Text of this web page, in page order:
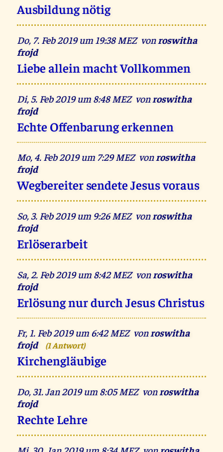
Ausbildung nötig
Do, 7. Feb 2019 um 19:38 MEZ vonroswitha
frojd
Liebe allein macht Vollkommen
Di, 5. Feb 2019 um 8:48 MEZ von roswitha
frojd
Echte Offenbarung erkennen
Mo, 4. Feb 2019 um 7:29 MEZ vonroswitha
frojd
Wegbereiter sendete Jesus voraus
So, 3. Feb 2019 um 9:26 MEZ vonroswitha
frojd
Erlöserarbeit
Sa, 2. Feb 2019 um 8:42 MEZ von roswitha
frojd
Erlösung nur durch Jesus Christus
Fr, 1. Feb 2019 um 6:42 MEZ vonroswitha
frojd
(1 Antwort)
Kirchengläubige
Do, 31. Jan 2019 um 8:05 MEZ vonroswitha
frojd
Rechte Lehre